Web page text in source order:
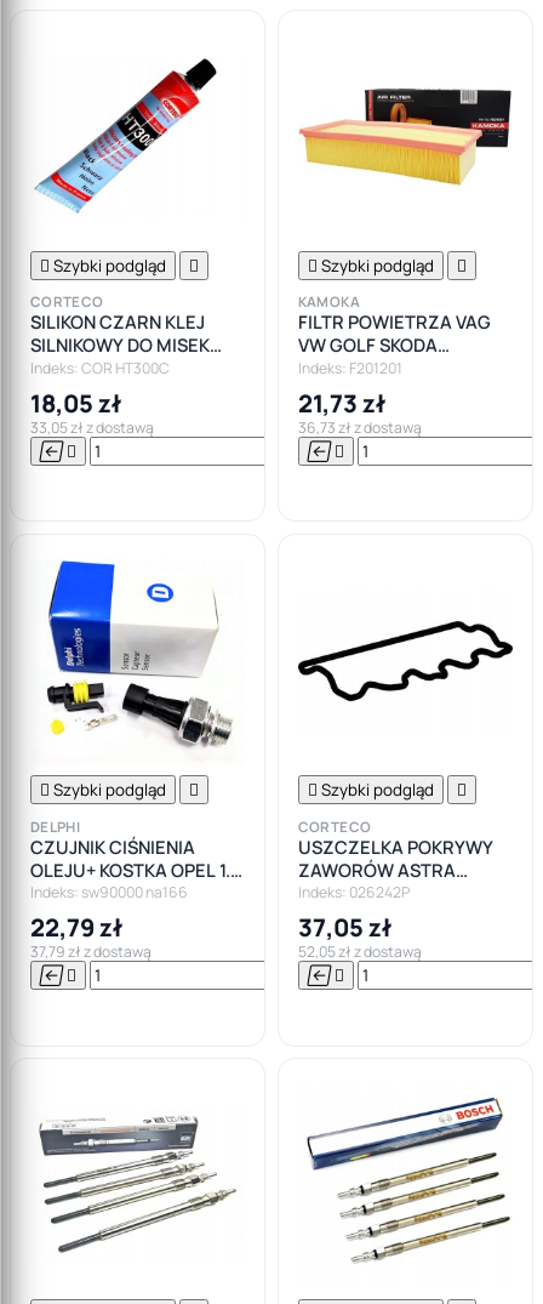
 Szybki podgląd 
CORTECO
SILIKON CZARN KLEJ
SILNIKOWY DO MISEK
CORTECO +300
Indeks: COR HT300C
18,05 zł
33,05 zł z dostawą
  

 Szybki podgląd 
KAMOKA
FILTR POWIETRZA VAG
VW GOLF SKODA
OCTAVIA 2 1.9 2.0 TDI
Indeks: F201201
21,73 zł
36,73 zł z dostawą
 
 Szybki podgląd 
DELPHI
CZUJNIK CIŚNIENIA
OLEJU+ KOSTKA OPEL 1.3
1.9 CDTI
Indeks: sw90000 na166
22,79 zł
37,79 zł z dostawą
  

 Szybki podgląd 
CORTECO
USZCZELKA POKRYWY
ZAWORÓW ASTRA
VECTRA ZAFIRA 1.9 CDTI
Indeks: 026242P
37,05 zł
52,05 zł z dostawą
 